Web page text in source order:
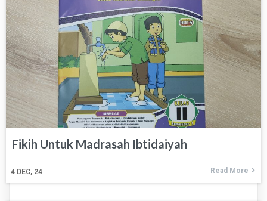
Fikih Untuk Madrasah Ibtidaiyah
4 DEC, 24 Read More